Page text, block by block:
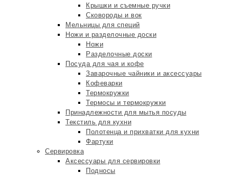
Крышки и съемные ручки
Сковороды и вок
Мельницы для специй
Ножи и разделочные доски
Ножи
Разделочные доски
Посуда для чая и кофе
Заварочные чайники и аксессуары
Кофеварки
Термокружки
Термосы и термокружки
Принадлежности для мытья посуды
Текстиль для кухни
Полотенца и прихватки для кухни
Фартуки
Сервировка
Аксессуары для сервировки
Подносы